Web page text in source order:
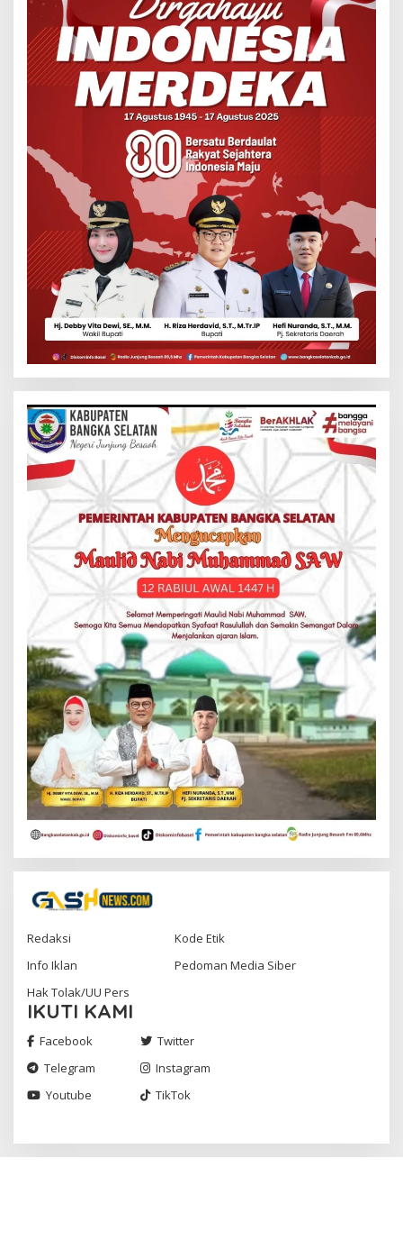
Redaksi
Kode Etik
Info Iklan
Pedoman Media Siber
Hak Tolak/UU Pers
IKUTI KAMI
Facebook
Twitter
Telegram
Instagram
Youtube
TikTok